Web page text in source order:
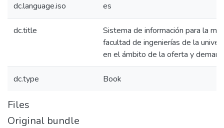
dc.language.iso es
dc.title
Sistema de información para la
facultad de ingenierías de la
en el ámbito de la oferta y
dc.type Book
Files
Original bundle